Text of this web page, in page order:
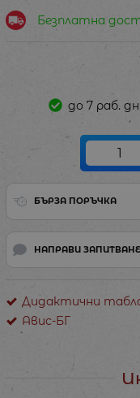
Безплатна
до 7 раб.
БЪРЗА ПОРЪЧКА
НАПРАВИ ЗАПИТВАНЕ
Дидактични
Авис-БГ